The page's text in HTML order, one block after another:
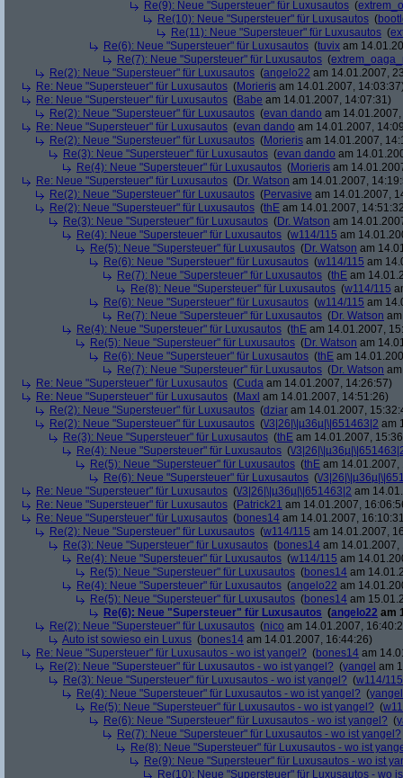
Re(9): Neue "Supersteuer" für Luxusautos (
Re(10): Neue "Supersteuer" für Luxusautos (
Re(11): Neue "Supersteuer" für Luxusautos (
Re(6): Neue "Supersteuer" für Luxusautos (tuvix am
Re(7): Neue "Supersteuer" für Luxusautos (
Re(2): Neue "Supersteuer" für Luxusautos (angelo22 am 14.01.2007,
Re: Neue "Supersteuer" für Luxusautos (Morieris am 14.01.2007,
Re: Neue "Supersteuer" für Luxusautos (Babe am 14.01.2007, 14:07:31)
Re(2): Neue "Supersteuer" für Luxusautos (evan dando am
Re: Neue "Supersteuer" für Luxusautos (evan dando am 14.01.2007,
Re(2): Neue "Supersteuer" für Luxusautos (Morieris am 14.01.2007,
Re(3): Neue "Supersteuer" für Luxusautos (evan dando am
Re(4): Neue "Supersteuer" für Luxusautos (Morieris am
Re: Neue "Supersteuer" für Luxusautos (Dr. Watson am 14.01.2007,
Re(2): Neue "Supersteuer" für Luxusautos (Pervasive am 14.01.2007,
Re(2): Neue "Supersteuer" für Luxusautos (thE am 14.01.2007,
Re(3): Neue "Supersteuer" für Luxusautos (Dr. Watson am
Re(4): Neue "Supersteuer" für Luxusautos (w114/115 am
Re(5): Neue "Supersteuer" für Luxusautos (Dr. Watson am
Re(6): Neue "Supersteuer" für Luxusautos (w114/115 am
Re(7): Neue "Supersteuer" für Luxusautos (thE am
Re(8): Neue "Supersteuer" für Luxusautos (w114/115
Re(6): Neue "Supersteuer" für Luxusautos (w114/115 am
Re(7): Neue "Supersteuer" für Luxusautos (Dr. Watson
Re(4): Neue "Supersteuer" für Luxusautos (thE am 14.01.2007,
Re(5): Neue "Supersteuer" für Luxusautos (Dr. Watson am
Re(6): Neue "Supersteuer" für Luxusautos (thE am
Re(7): Neue "Supersteuer" für Luxusautos (Dr. Watson
Re: Neue "Supersteuer" für Luxusautos (Cuda am 14.01.2007, 14:26:57)
Re: Neue "Supersteuer" für Luxusautos (Maxl am 14.01.2007, 14:51:26)
Re(2): Neue "Supersteuer" für Luxusautos (dziar am 14.01.2007,
Re(2): Neue "Supersteuer" für Luxusautos (\/3|26|\|µ36µ|\|651463|2 am
Re(3): Neue "Supersteuer" für Luxusautos (thE am 14.01.2007,
Re(4): Neue "Supersteuer" für Luxusautos (\/
Re(5): Neue "Supersteuer" für Luxusautos (thE am 14.01.2007,
Re(6): Neue "Supersteuer" für Luxusautos (\/
Re: Neue "Supersteuer" für Luxusautos (\/3|26|\|µ36µ|\|651463|2 am
Re: Neue "Supersteuer" für Luxusautos (Patrick21 am 14.01.2007,
Re: Neue "Supersteuer" für Luxusautos (bones14 am 14.01.2007,
Re(2): Neue "Supersteuer" für Luxusautos (w114/115 am 14.01.2007,
Re(3): Neue "Supersteuer" für Luxusautos (bones14 am 14.01.2007,
Re(4): Neue "Supersteuer" für Luxusautos (w114/115 am
Re(5): Neue "Supersteuer" für Luxusautos (bones14 am
Re(4): Neue "Supersteuer" für Luxusautos (angelo22 am
Re(5): Neue "Supersteuer" für Luxusautos (bones14 am
Re(6): Neue "Supersteuer" für Luxusautos (angelo22 am
Re(2): Neue "Supersteuer" für Luxusautos (nico am 14.01.2007,
Auto ist sowieso ein Luxus (bones14 am 14.01.2007, 16:44:26)
Re: Neue "Supersteuer" für Luxusautos - wo ist yangel? (bones14 am
Re(2): Neue "Supersteuer" für Luxusautos - wo ist yangel? (yangel am
Re(3): Neue "Supersteuer" für Luxusautos - wo ist yangel? (w114/115
Re(4): Neue "Supersteuer" für Luxusautos - wo ist yangel? (yangel
Re(5): Neue "Supersteuer" für Luxusautos - wo ist yangel? (
Re(6): Neue "Supersteuer" für Luxusautos - wo ist yangel? (
Re(7): Neue "Supersteuer" für Luxusautos - wo ist yangel?
Re(8): Neue "Supersteuer" für Luxusautos - wo ist
Re(9): Neue "Supersteuer" für Luxusautos - wo ist
Re(10): Neue "Supersteuer" für Luxusautos - wo